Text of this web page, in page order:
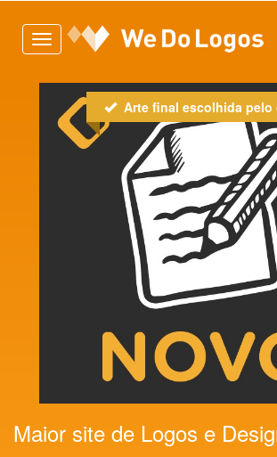
Toggle
navigation
Arte final escolhida pelo
Maior site de Logos e